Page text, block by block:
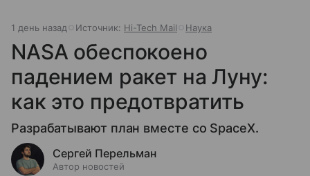
1 день назад Источник: Hi-Tech Mail Наука
NASA обеспокоено
падением ракет на Луну:
как это предотвратить
Разрабатывают план вместе со SpaceX.
Сергей Перельман
Автор новостей